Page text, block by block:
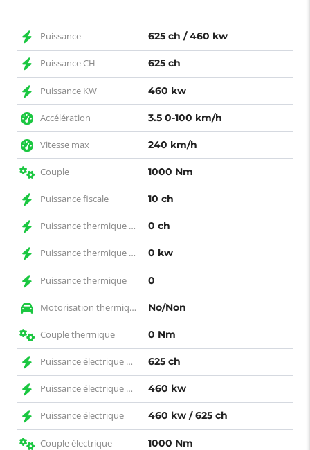
Puissance 625 ch / 460 kw
Puissance CH 625 ch
Puissance KW 460 kw
Accélération 3.5 0-100 km/h
Vitesse max 240 km/h
Couple 1000 Nm
Puissance fiscale 10 ch
Puissance thermique CH 0 ch
Puissance thermique KW 0 kw
Puissance thermique 0
Motorisation thermique No/Non
Couple thermique 0 Nm
Puissance électrique CH 625 ch
Puissance électrique KW 460 kw
Puissance électrique 460 kw / 625 ch
Couple électrique 1000 Nm